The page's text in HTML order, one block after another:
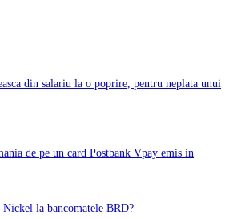
din salariu la o poprire, pentru neplata unui
de pe un card Postbank Vpay emis in
Nickel la bancomatele BRD?